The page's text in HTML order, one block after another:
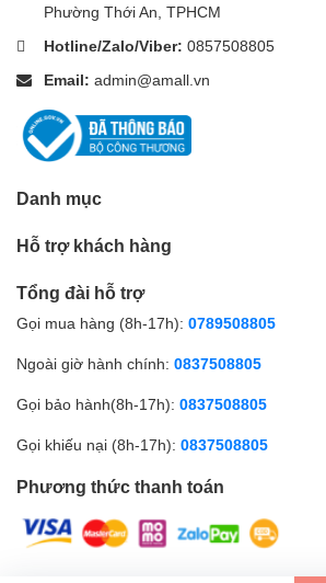
Phường Thới An, TPHCM
Hotline/Zalo/Viber: 0857508805
Email: admin@amall.vn
Danh mục
Hỗ trợ khách hàng
Tổng đài hỗ trợ
Gọi mua hàng (8h-17h): 0789508805
Ngoài giờ hành chính: 0837508805
Gọi bảo hành(8h-17h): 0837508805
Gọi khiếu nại (8h-17h): 0837508805
Phương thức thanh toán